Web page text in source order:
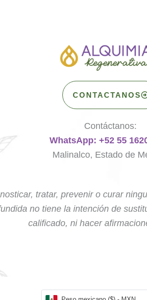
CONTACTANOS
Contáctanos:
WhatsApp: +52 55
Malinalco, Estado de
tratar, prevenir o curar
no tiene la intención de
calificado, ni hacer